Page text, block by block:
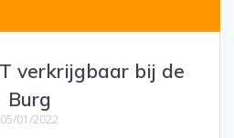
verkrijgbaar bij de
Burg
05/01/2022